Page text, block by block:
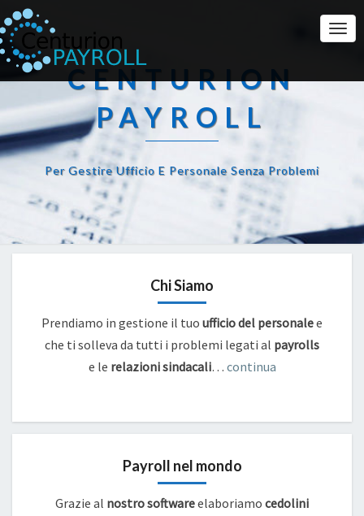
CENTURION
PAYROLL
Per Gestire Ufficio E Personale Senza Problemi
Chi Siamo
Prendiamo in gestione il tuo ufficio del personalee
che ti solleva da tutti i problemi legati al payrolls
e le relazioni sindacali… continua
Payroll nel mondo
Grazie al nostro softwareelaboriamo cedolini